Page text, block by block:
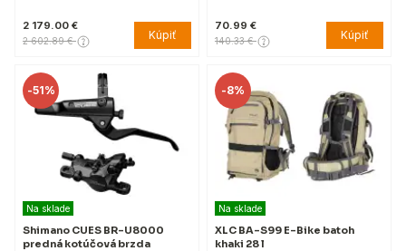
2 179.00 €
2 602.89 € Kúpiť
70.99 €
140.33 € Kúpiť
-51%
Na sklade
Shimano CUES BR-U8000
predná kotúčová brzda
-8%
Na sklade
XLC BA-S99 E-Bike batoh
khaki 28 l